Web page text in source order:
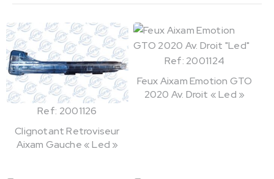
Ref: 2001126
Clignotant Retroviseur
Aixam Gauche « Led »
Ref: 2001124
Feux Aixam Emotion GTO
2020 Av. Droit « Led »